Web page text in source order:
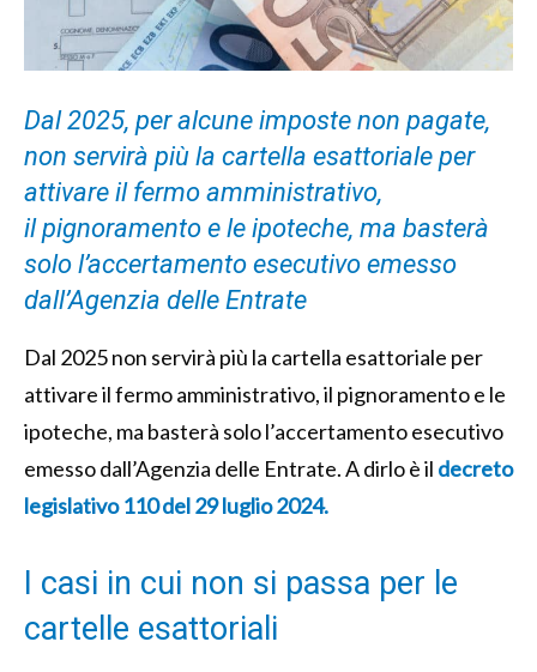
Dal 2025, per alcune imposte non pagate,
non servirà più la cartella esattoriale per
attivare il fermo amministrativo,
il pignoramento e le ipoteche, ma basterà
solo l’accertamento esecutivo emesso
dall’Agenzia delle Entrate
Dal 2025 non servirà più la cartella esattoriale per
attivare il fermo amministrativo, il pignoramento e le
ipoteche, ma basterà solo l’accertamento esecutivo
emesso dall’Agenzia delle Entrate. A dirlo è il decreto
legislativo 110 del 29 luglio 2024.
I casi in cui non si passa per le
cartelle esattoriali